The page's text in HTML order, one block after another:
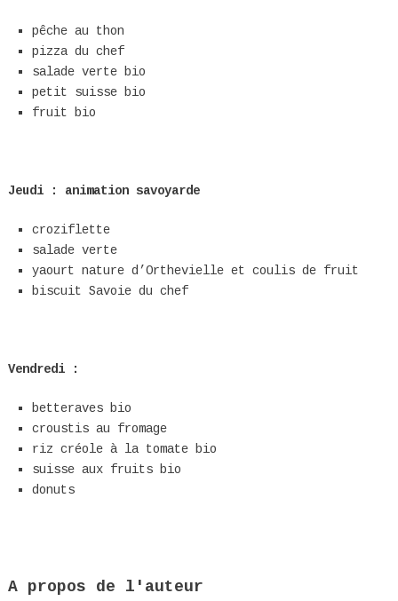
pêche au thon
pizza du chef
salade verte bio
petit suisse bio
fruit bio
Jeudi : animation savoyarde
croziflette
salade verte
yaourt nature d’Orthevielle et coulis de fruit
biscuit Savoie du chef
Vendredi :
betteraves bio
croustis au fromage
riz créole à la tomate bio
suisse aux fruits bio
donuts
A propos de l'auteur